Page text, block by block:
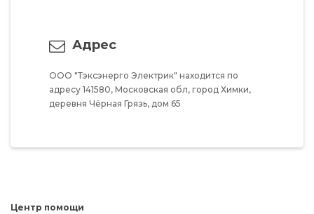
Адрес
ООО "Тэксэнерго Электрик" находится по
адресу 141580, Московская обл, город Химки,
деревня Чёрная Грязь, дом 65
Центр помощи